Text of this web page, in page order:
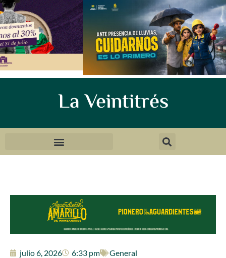
La Veintitrés
julio 6, 2026 6:33 pm General